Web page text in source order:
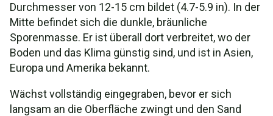
Durchmesser von 12-15 cm bildet (4.7-5.9 in). In der
Mitte befindet sich die dunkle, bräunliche
Sporenmasse. Er ist überall dort verbreitet, wo der
Boden und das Klima günstig sind, und ist in Asien,
Europa und Amerika bekannt.
Wächst vollständig eingegraben, bevor er sich
langsam an die Oberfläche zwingt und den Sand